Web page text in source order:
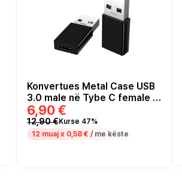
Konvertues Metal Case USB
3.0 male në Tybe C female / I
zi
6,90 €
12,90 €Kurse 47%
12 muaj x 0,58 € / me këste